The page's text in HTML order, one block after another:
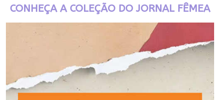
CONHEÇA A COLEÇÃO DO JORNAL FÊMEA